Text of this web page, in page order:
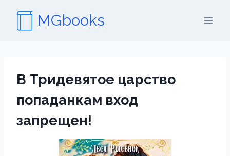
содержимому
MGbooks
В Тридевятое царство
попаданкам вход
запрещен!